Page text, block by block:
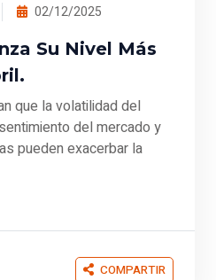
02/12/2025
Su Nivel Más
que la volatilidad del
del mercado y
pueden exacerbar la
COMPARTIR